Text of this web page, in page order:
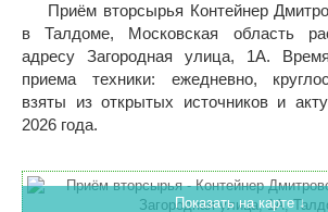
Приём вторсырья Контейнер
в Талдоме, Московская область
адресу Загородная улица, 1А.
приема техники: ежедневно,
взяты из открытых источников и
2026 года.
Показать на карте ↓